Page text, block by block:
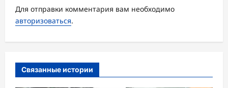
з
и
с
Для отправки комментария вам необходимо
авторизоваться.
Связанные истории